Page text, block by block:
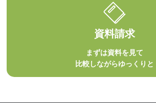
資料請求
まずは資料を見て
比較しながらゆっくりと